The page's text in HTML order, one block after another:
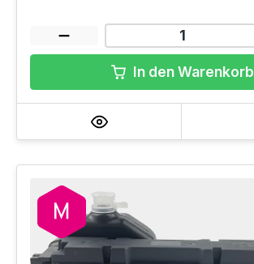
In den Warenkorb